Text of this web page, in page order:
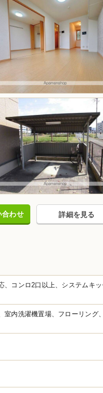
合わせ 詳細を見る
、コンロ2口以上、システムキッ
室内洗濯機置場、フローリング、